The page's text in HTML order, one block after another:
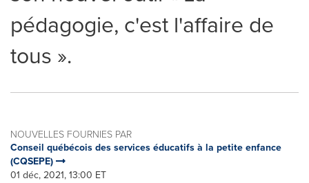
pédagogie, c'est l'affaire de
tous ».
NOUVELLES FOURNIES PAR
Conseil québécois des services éducatifs à la petite enfance
(CQSEPE)
01 déc, 2021, 13:00 ET